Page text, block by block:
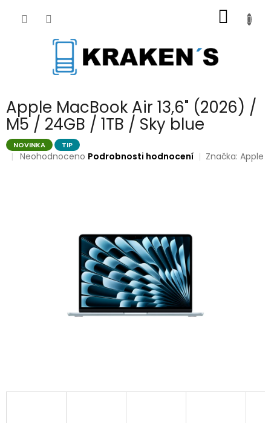
KOŠÍK
Apple MacBook Air 13,6" (2026) /
M5 / 24GB / 1TB / Sky blue
NOVINKA TIP
Průměrné
Neohodnoceno Podrobnosti hodnocení Značka: Apple